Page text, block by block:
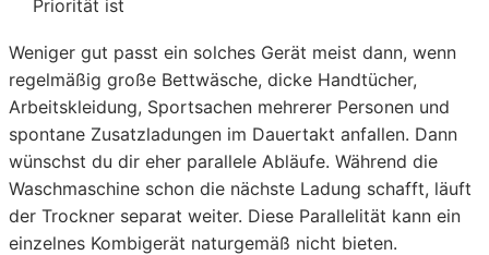
Priorität ist
Weniger gut passt ein solches Gerät meist dann, wenn
regelmäßig große Bettwäsche, dicke Handtücher,
Arbeitskleidung, Sportsachen mehrerer Personen und
spontane Zusatzladungen im Dauertakt anfallen. Dann
wünschst du dir eher parallele Abläufe. Während die
Waschmaschine schon die nächste Ladung schafft, läuft
der Trockner separat weiter. Diese Parallelität kann ein
einzelnes Kombigerät naturgemäß nicht bieten.